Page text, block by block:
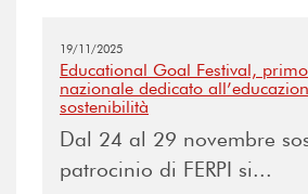
19/11/2025
Educational Goal Festival,
nazionale dedicato
sostenibilità
Dal 24 al 29 novembre
patrocinio di FERPI si...